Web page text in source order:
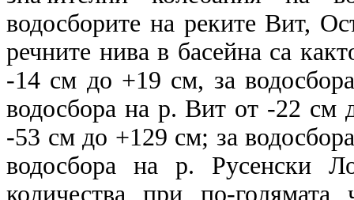
водосборите на реките Вит,
речните нива в басейна са
-14 см до +19 см, за
водосбора на р. Вит от -22 см
-53 см до +129 см; за
водосбора на р. Русенски
количества при по-голямата